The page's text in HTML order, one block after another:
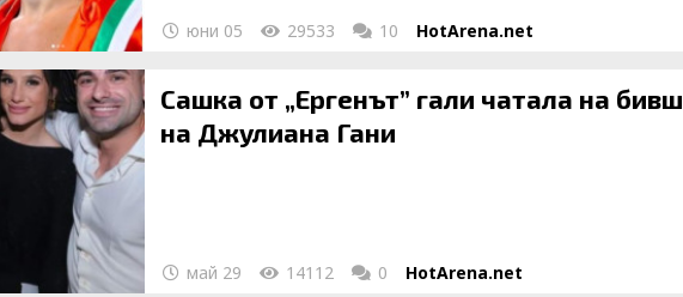
юни 05 29533 10 HotArena.net
Сашка от „Ергенът” гали чатала на
на Джулиана Гани
май 29 14112 0 HotArena.net